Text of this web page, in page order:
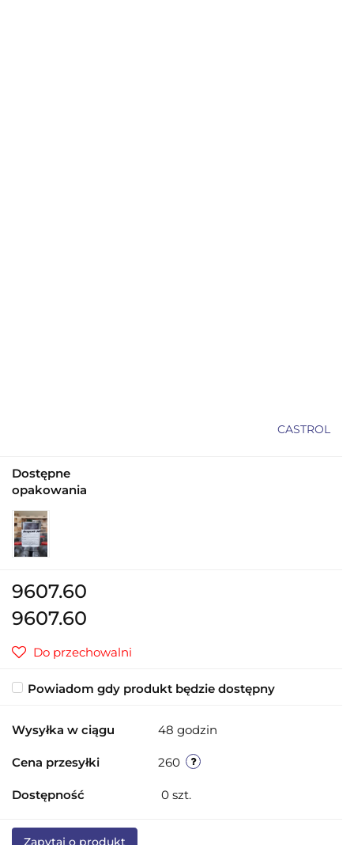
CASTROL
Dostępne
opakowania
9607.60
9607.60
Do przechowalni
Powiadom gdy produkt będzie dostępny
Wysyłka w ciągu 48 godzin
Cena przesyłki 260
Dostępność 0 szt.
Zapytaj o produkt